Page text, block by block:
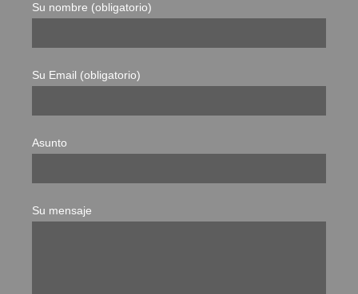
Su nombre (obligatorio)
Su Email (obligatorio)
Asunto
Su mensaje